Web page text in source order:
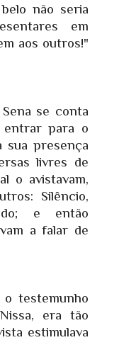
não seria
em
aos outros!"
se conta
entrar para o
sua presença
livres de
o avistavam,
Silêncio,
e então
a falar de
o testemunho
era tão
estimulava